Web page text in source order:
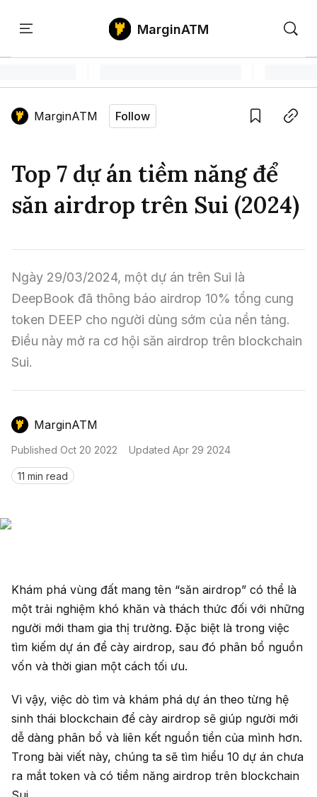
Home
Tin Tức Bitcoin
Tin Tức Altcoin
Tin Tức Thị Trường
ATM Analytics
Phân Tích Bitcoin
Phân Tích Ethereum
Phân Tích Thị Trường
Thuật Ngữ Cơ Bản
Kiến Thức Tổng Hợp
Kinh Nghiệm Đầu Tư
Công Cụ Đầu Tư
Chỉ Báo Kỹ Thuật
Nến & Price Action
Airdrop
GameFi
Sign in
MarginATM
MarginATM Follow
Top 7 dự án tiềm năng để
săn airdrop trên Sui (2024)
Ngày 29/03/2024, một dự án trên Sui là
DeepBook đã thông báo airdrop 10% tổng cung
token DEEP cho người dùng sớm của nền tảng.
Điều này mở ra cơ hội săn airdrop trên blockchain
Sui.
MarginATM
Published Oct 20 2022 Updated Apr 29 2024
11 min read
Khám phá vùng đất mang tên “săn airdrop” có thể là
một trải nghiệm khó khăn và thách thức đối với những
người mới tham gia thị trường. Đặc biệt là trong việc
tìm kiếm dự án để cày airdrop, sau đó phân bổ nguồn
vốn và thời gian một cách tối ưu.
Vì vậy, việc dò tìm và khám phá dự án theo từng hệ
sinh thái blockchain để cày airdrop sẽ giúp người mới
dễ dàng phân bổ và liên kết nguồn tiền của mình hơn.
Trong bài viết này, chúng ta sẽ tìm hiểu 10 dự án chưa
ra mắt token và có tiềm năng airdrop trên blockchain